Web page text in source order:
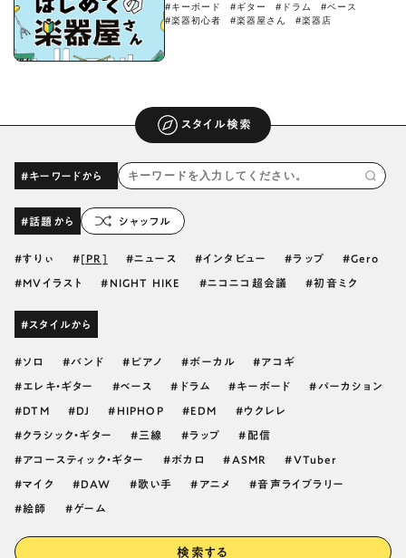
#キーボード #ギター #ドラム
#ベース
#楽器初心者
#楽器屋さん #楽器店
スタイル検索
#キーワードから
#話題から シャッフル
すりぃ [PR] ニュース インタビュー ラップ Gero
MVイラスト NIGHT HIKE ニコニコ超会議 初音ミク
#スタイルから
ソロ バンド ピアノ ボーカル アコギ
エレキ・ギター ベース ドラム キーボード パーカション
DTM DJ HIPHOP EDM ウクレレ
クラシック・ギター 三線 ラップ 配信
アコースティック・ギター ボカロ ASMR VTuber
マイク DAW 歌い手 アニメ 音声ライブラリー
絵師 ゲーム
検索する